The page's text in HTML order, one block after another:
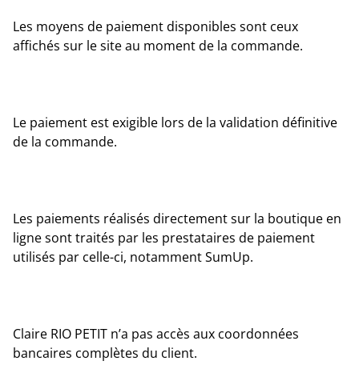
Les moyens de paiement disponibles sont ceux
affichés sur le site au moment de la commande.
Le paiement est exigible lors de la validation définitive
de la commande.
Les paiements réalisés directement sur la boutique en
ligne sont traités par les prestataires de paiement
utilisés par celle-ci, notamment SumUp.
Claire RIO PETIT n’a pas accès aux coordonnées
bancaires complètes du client.